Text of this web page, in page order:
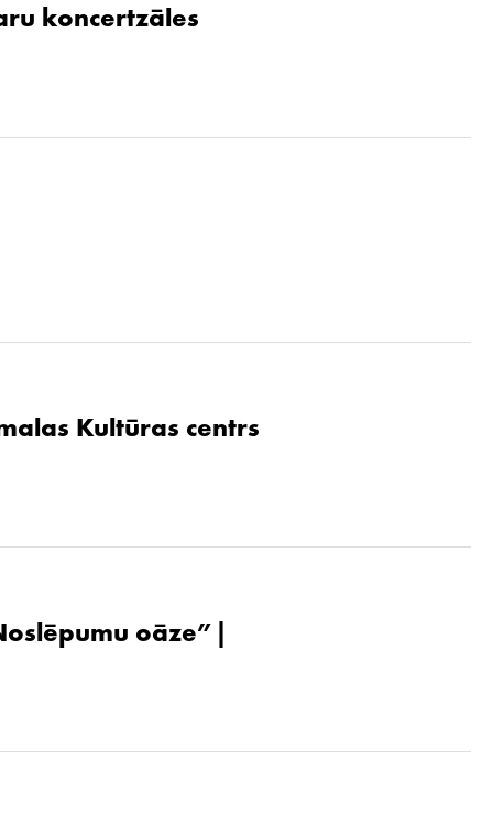
koncertzāles
Kultūras centrs
oāze”|